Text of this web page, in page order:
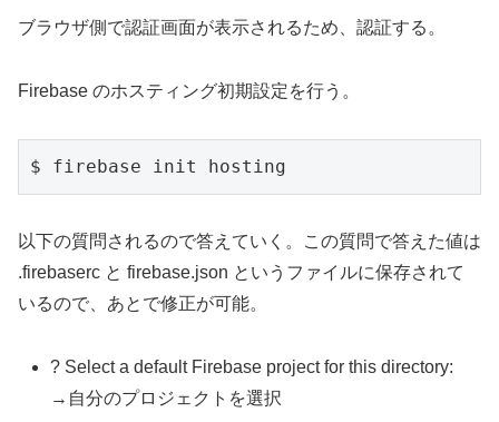
ブラウザ側で認証画面が表示されるため、認証する。
Firebase のホスティング初期設定を行う。
$ firebase init hosting
以下の質問されるので答えていく。この質問で答えた値は
.firebaserc と firebase.json というファイルに保存されて
いるので、あとで修正が可能。
? Select a default Firebase project for this directory:
→自分のプロジェクトを選択